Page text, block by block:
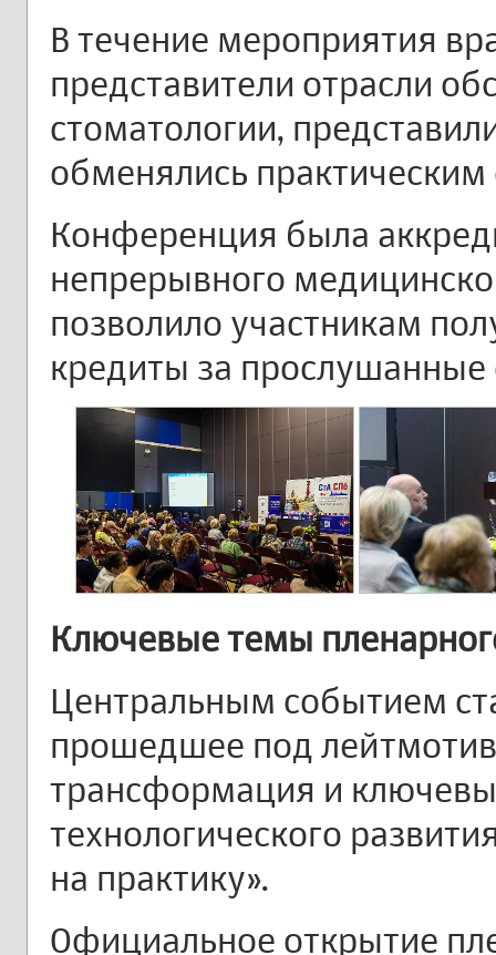
В течение мероприятия
представители отрасли
стоматологии,
обменялись
Конференция была
непрерывного
позволило участникам
кредиты за прослушанные
Ключевые темы
Центральным событием
прошедшее под
трансформация и
технологического
на практику».
Официальное открытие